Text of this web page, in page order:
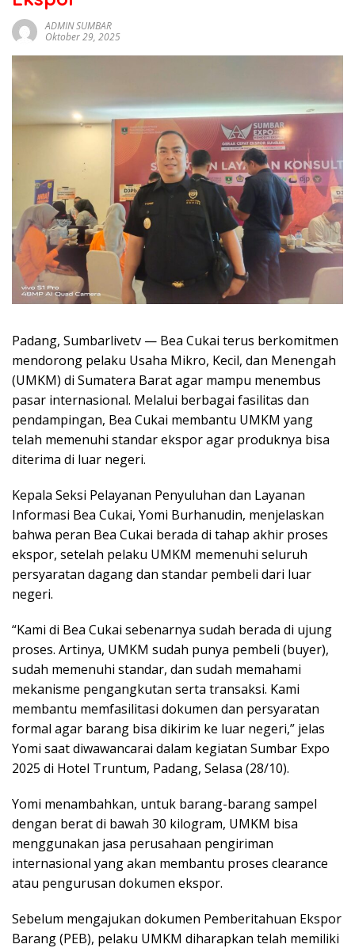
sumbar
tv
live
ADMIN SUMBAR
Oktober 29, 2025
Padang, Sumbarlivetv — Bea Cukai terus berkomitmen
mendorong pelaku Usaha Mikro, Kecil, dan Menengah
(UMKM) di Sumatera Barat agar mampu menembus
pasar internasional. Melalui berbagai fasilitas dan
pendampingan, Bea Cukai membantu UMKM yang
telah memenuhi standar ekspor agar produknya bisa
diterima di luar negeri.
Kepala Seksi Pelayanan Penyuluhan dan Layanan
Informasi Bea Cukai, Yomi Burhanudin, menjelaskan
bahwa peran Bea Cukai berada di tahap akhir proses
ekspor, setelah pelaku UMKM memenuhi seluruh
persyaratan dagang dan standar pembeli dari luar
negeri.
“Kami di Bea Cukai sebenarnya sudah berada di ujung
proses. Artinya, UMKM sudah punya pembeli (buyer),
sudah memenuhi standar, dan sudah memahami
mekanisme pengangkutan serta transaksi. Kami
membantu memfasilitasi dokumen dan persyaratan
formal agar barang bisa dikirim ke luar negeri,” jelas
Yomi saat diwawancarai dalam kegiatan Sumbar Expo
2025 di Hotel Truntum, Padang, Selasa (28/10).
Yomi menambahkan, untuk barang-barang sampel
dengan berat di bawah 30 kilogram, UMKM bisa
menggunakan jasa perusahaan pengiriman
internasional yang akan membantu proses clearance
atau pengurusan dokumen ekspor.
Sebelum mengajukan dokumen Pemberitahuan Ekspor
Barang (PEB), pelaku UMKM diharapkan telah memiliki